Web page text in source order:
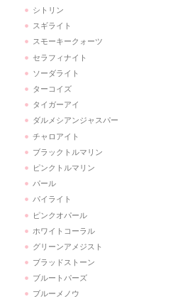
シトリン
スギライト
スモーキークォーツ
セラフィナイト
ソーダライト
ターコイズ
タイガーアイ
ダルメシアンジャスパー
チャロアイト
ブラックトルマリン
ピンクトルマリン
パール
パイライト
ピンクオパール
ホワイトコーラル
グリーンアメジスト
ブラッドストーン
ブルートパーズ
ブルーメノウ